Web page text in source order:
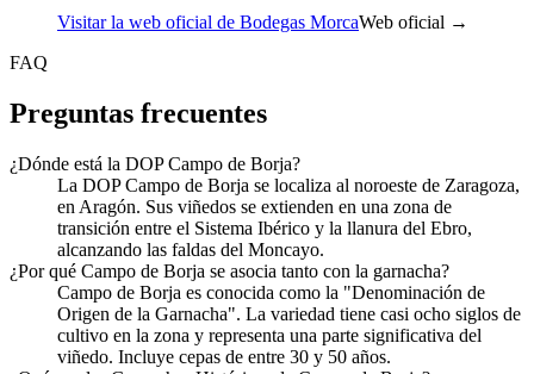
Visitar la web oficial de Bodegas MorcaWeb oficial →
FAQ
Preguntas frecuentes
¿Dónde está la DOP Campo de Borja?
La DOP Campo de Borja se localiza al noroeste de Zaragoza,
en Aragón. Sus viñedos se extienden en una zona de
transición entre el Sistema Ibérico y la llanura del Ebro,
alcanzando las faldas del Moncayo.
¿Por qué Campo de Borja se asocia tanto con la garnacha?
Campo de Borja es conocida como la "Denominación de
Origen de la Garnacha". La variedad tiene casi ocho siglos de
cultivo en la zona y representa una parte significativa del
viñedo. Incluye cepas de entre 30 y 50 años.